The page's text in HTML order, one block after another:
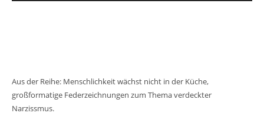
Aus der Reihe: Menschlichkeit wächst nicht in der Küche,
großformatige Federzeichnungen zum Thema verdeckter
Narzissmus.